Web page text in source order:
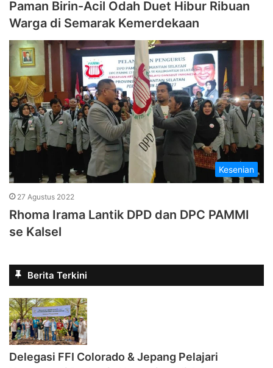
Paman Birin-Acil Odah Duet Hibur Ribuan
Warga di Semarak Kemerdekaan
Kesenian
27 Agustus 2022
Rhoma Irama Lantik DPD dan DPC PAMMI
se Kalsel
Berita Terkini
Delegasi FFI Colorado & Jepang Pelajari